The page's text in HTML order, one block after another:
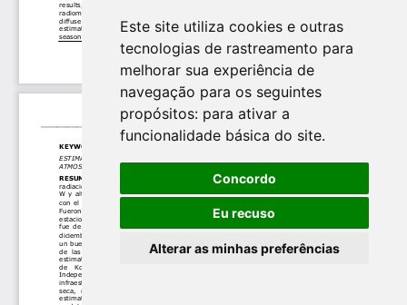
Este site utiliza cookies e outras
tecnologias de rastreamento para
melhorar sua experiência de
navegação para os seguintes
propósitos: para ativar a
funcionalidade básica do site.
Concordo
Eu recuso
Alterar as minhas preferências